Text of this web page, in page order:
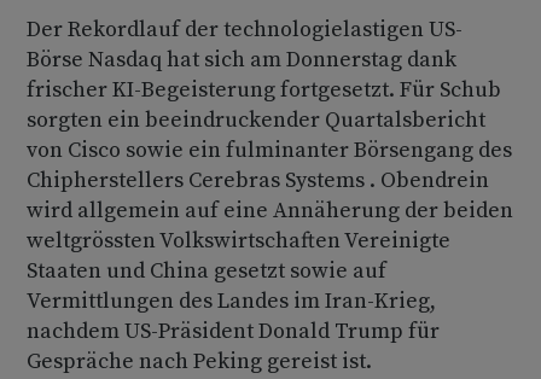
Der Rekordlauf der technologielastigen US-
Börse Nasdaq hat sich am Donnerstag dank
frischer KI-Begeisterung fortgesetzt. Für Schub
sorgten ein beeindruckender Quartalsbericht
von Cisco sowie ein fulminanter Börsengang des
Chipherstellers Cerebras Systems . Obendrein
wird allgemein auf eine Annäherung der beiden
weltgrössten Volkswirtschaften Vereinigte
Staaten und China gesetzt sowie auf
Vermittlungen des Landes im Iran-Krieg,
nachdem US-Präsident Donald Trump für
Gespräche nach Peking gereist ist.